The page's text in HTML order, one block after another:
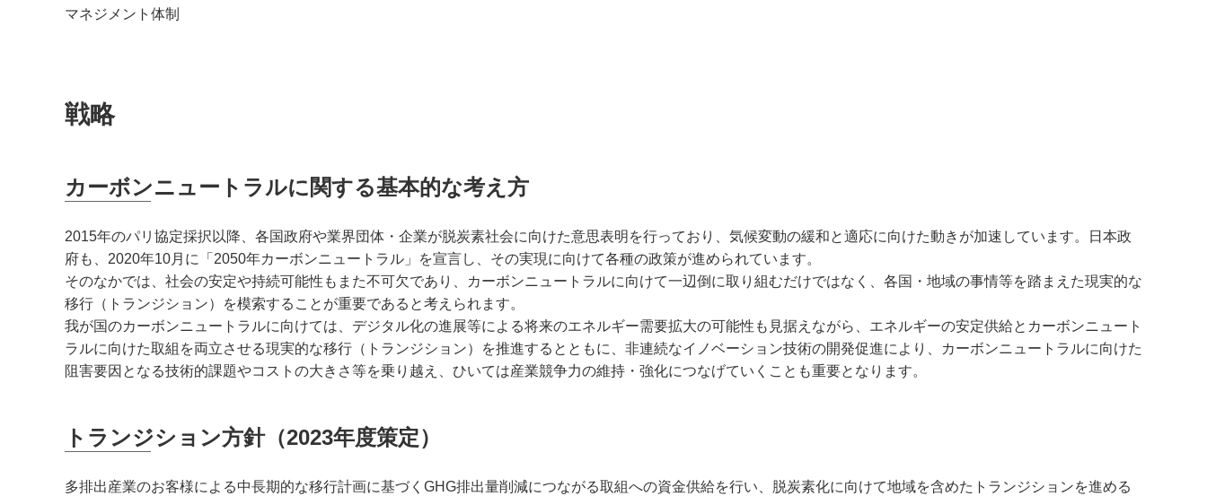
マネジメント体制
戦略
カーボンニュートラルに関する基本的な考え方
2015年のパリ協定採択以降、各国政府や業界団体・企業が脱炭素社会に向けた意思表明を行っており、気候変動の緩和と適応に向けた動きが加速しています。日本政
府も、2020年10月に「2050年カーボンニュートラル」を宣言し、その実現に向けて各種の政策が進められています。
そのなかでは、社会の安定や持続可能性もまた不可欠であり、カーボンニュートラルに向けて一辺倒に取り組むだけではなく、各国・地域の事情等を踏まえた現実的な
移行（トランジション）を模索することが重要であると考えられます。
我が国のカーボンニュートラルに向けては、デジタル化の進展等による将来のエネルギー需要拡大の可能性も見据えながら、エネルギーの安定供給とカーボンニュート
ラルに向けた取組を両立させる現実的な移行（トランジション）を推進するとともに、非連続なイノベーション技術の開発促進により、カーボンニュートラルに向けた
阻害要因となる技術的課題やコストの大きさ等を乗り越え、ひいては産業競争力の維持・強化につなげていくことも重要となります。
トランジション方針（2023年度策定）
多排出産業のお客様による中長期的な移行計画に基づくGHG排出量削減につながる取組への資金供給を行い、脱炭素化に向けて地域を含めたトランジションを進める